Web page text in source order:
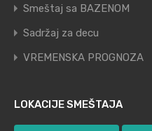
Smeštaj sa BAZENOM
Sadržaj za decu
VREMENSKA PROGNOZA
LOKACIJE SMEŠTAJA